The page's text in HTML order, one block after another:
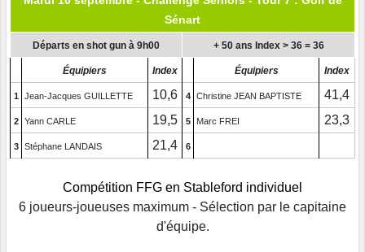
Sénart
Départs en shot gun à 9h00 + 50 ans Index > 36 = 36
Équipiers Index Équipiers Index
1 Jean-Jacques GUILLETTE 10,6 4 Christine JEAN BAPTISTE 41,4
2 Yann CARLE 19,5 5 Marc FREI 23,3
3 Stéphane LANDAIS 21,4 6
Compétition FFG en Stableford individuel
6 joueurs-joueuses maximum - Sélection par le capitaine
d'équipe.